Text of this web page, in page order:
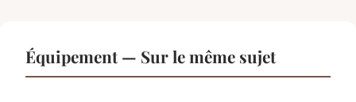
Équipement — Sur le même sujet